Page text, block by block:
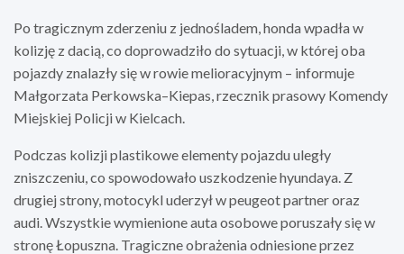
Po tragicznym zderzeniu z jednośladem, honda wpadła w
kolizję z dacią, co doprowadziło do sytuacji, w której oba
pojazdy znalazły się w rowie melioracyjnym – informuje
Małgorzata Perkowska–Kiepas, rzecznik prasowy Komendy
Miejskiej Policji w Kielcach.
Podczas kolizji plastikowe elementy pojazdu uległy
zniszczeniu, co spowodowało uszkodzenie hyundaya. Z
drugiej strony, motocykl uderzył w peugeot partner oraz
audi. Wszystkie wymienione auta osobowe poruszały się w
stronę Łopuszna. Tragiczne obrażenia odniesione przez